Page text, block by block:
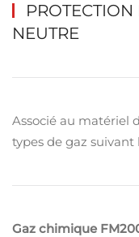
NEUTRE
Associé au matériel
types de gaz suivant
Gaz chimique